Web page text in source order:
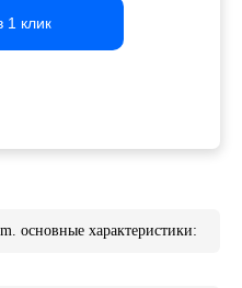
1 клик
клик
клик
основные характеристики: